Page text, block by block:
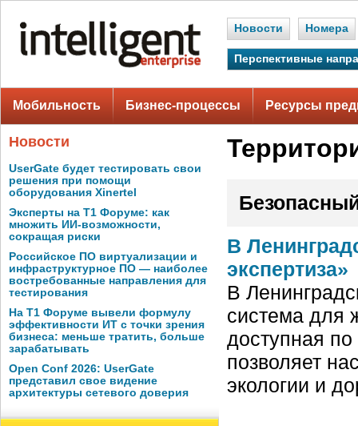
Новости Номера
Перспективные
Мобильность Бизнес-процессы Ресурсы
Новости
UserGate будет тестировать свои
решения при помощи
оборудования Xinertel
Эксперты на Т1 Форуме: как
множить ИИ-возможности,
сокращая риски
Российское ПО виртуализации и
инфраструктурное ПО — наиболее
востребованные направления для
тестирования
На Т1 Форуме вывели формулу
эффективности ИТ с точки зрения
бизнеса: меньше тратить, больше
зарабатывать
Open Conf 2026: UserGate
представил свое видение
архитектуры сетевого доверия
В
экспертиза»
В
система для
доступная
позволяет
экологии и